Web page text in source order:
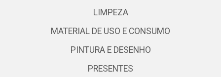
LIMPEZA
MATERIAL DE USO E CONSUMO
PINTURA E DESENHO
PRESENTES